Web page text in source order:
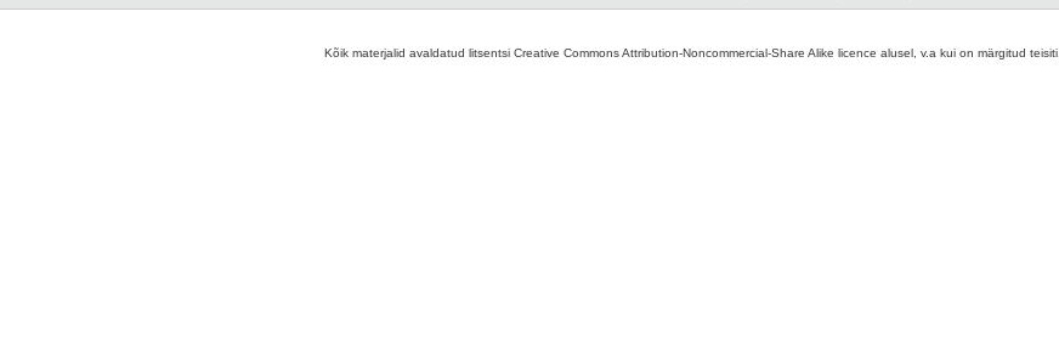
Kõik materjalid avaldatud litsentsi Creative Commons Attribution-Noncommercial-Share Alike licence alusel, v.a kui on märgitud teisiti.